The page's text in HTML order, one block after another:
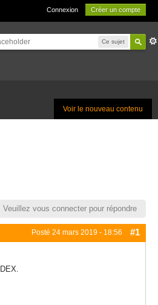
Connexion Créer un compte
Ce sujet
Voir le nouveau contenu
Veuillez vous connecter pour répondre
Posté 24 mars 2019 - 18:56 #1